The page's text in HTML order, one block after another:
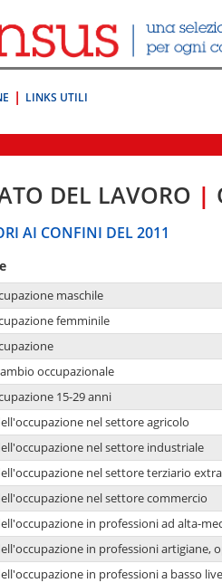
LINKS UTILI
DEL LAVORO |
AI CONFINI DEL 2011
maschile
femminile
occupazionale
15-29 anni
nel settore agricolo
nel settore industriale
nel settore terziario
nel settore commercio
in professioni ad alta-
in professioni artigiane,
in professioni a basso